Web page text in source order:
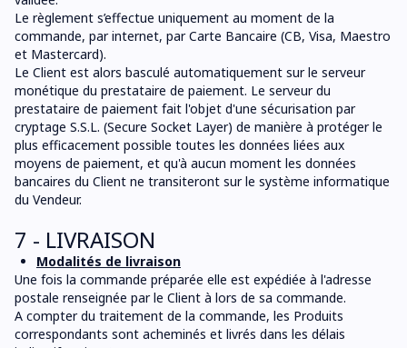
Le règlement s’effectue uniquement au moment de la
commande, par internet, par Carte Bancaire (CB, Visa, Maestro
et Mastercard).
Le Client est alors basculé automatiquement sur le serveur
monétique du prestataire de paiement. Le serveur du
prestataire de paiement fait l'objet d'une sécurisation par
cryptage S.S.L. (Secure Socket Layer) de manière à protéger le
plus efficacement possible toutes les données liées aux
moyens de paiement, et qu'à aucun moment les données
bancaires du Client ne transiteront sur le système informatique
du Vendeur.
7 - LIVRAISON
Modalités de livraison
Une fois la commande préparée elle est expédiée à l'adresse
postale renseignée par le Client à lors de sa commande.
A compter du traitement de la commande, les Produits
correspondants sont acheminés et livrés dans les délais